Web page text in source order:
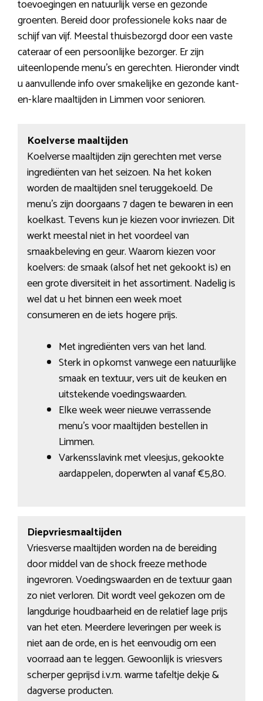
toevoegingen en natuurlijk verse en gezonde
groenten. Bereid door professionele koks naar de
schijf van vijf. Meestal thuisbezorgd door een vaste
cateraar of een persoonlijke bezorger. Er zijn
uiteenlopende menu’s en gerechten. Hieronder vindt
u aanvullende info over smakelijke en gezonde kant-
en-klare maaltijden in Limmen voor senioren.
Koelverse maaltijden
Koelverse maaltijden zijn gerechten met verse
ingrediënten van het seizoen. Na het koken
worden de maaltijden snel teruggekoeld. De
menu’s zijn doorgaans 7 dagen te bewaren in een
koelkast. Tevens kun je kiezen voor invriezen. Dit
werkt meestal niet in het voordeel van
smaakbeleving en geur. Waarom kiezen voor
koelvers: de smaak (alsof het net gekookt is) en
een grote diversiteit in het assortiment. Nadelig is
wel dat u het binnen een week moet
consumeren en de iets hogere prijs.
Met ingrediënten vers van het land.
Sterk in opkomst vanwege een natuurlijke
smaak en textuur, vers uit de keuken en
uitstekende voedingswaarden.
Elke week weer nieuwe verrassende
menu’s voor maaltijden bestellen in
Limmen.
Varkensslavink met vleesjus, gekookte
aardappelen, doperwten al vanaf €5,80.
Diepvriesmaaltijden
Vriesverse maaltijden worden na de bereiding
door middel van de shock freeze methode
ingevroren. Voedingswaarden en de textuur gaan
zo niet verloren. Dit wordt veel gekozen om de
langdurige houdbaarheid en de relatief lage prijs
van het eten. Meerdere leveringen per week is
niet aan de orde, en is het eenvoudig om een
voorraad aan te leggen. Gewoonlijk is vriesvers
scherper geprijsd i.v.m. warme tafeltje dekje &
dagverse producten.